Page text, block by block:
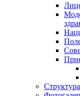
Структура